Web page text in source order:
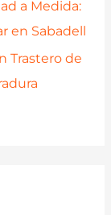
a Medida:
en Sabadell
Trastero de